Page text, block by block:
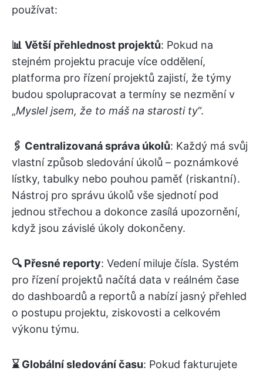
používat:
📊 Větší přehlednost projektů: Pokud na
stejném projektu pracuje více oddělení,
platforma pro řízení projektů zajistí, že týmy
budou spolupracovat a termíny se nezmění v
„Myslel jsem, že to máš na starosti ty“.
🖇️ Centralizovaná správa úkolů: Každý má svůj
vlastní způsob sledování úkolů – poznámkové
lístky, tabulky nebo pouhou paměť (riskantní).
Nástroj pro správu úkolů vše sjednotí pod
jednou střechou a dokonce zasílá upozornění,
když jsou závislé úkoly dokončeny.
🔍 Přesné reporty: Vedení miluje čísla. Systém
pro řízení projektů načítá data v reálném čase
do dashboardů a reportů a nabízí jasný přehled
o postupu projektu, ziskovosti a celkovém
výkonu týmu.
⌛ Globální sledování času: Pokud fakturujete